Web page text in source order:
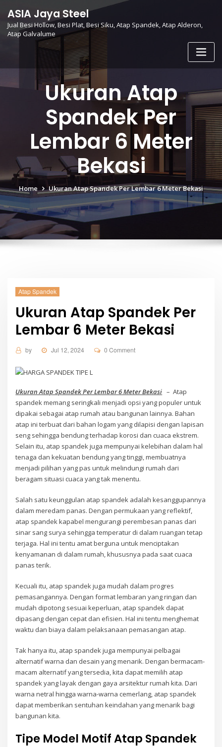
content
ASIA Jaya Steel
Jual Besi Hollow, Besi Plat, Besi Siku, Atap Spandek, Atap Alderon,
Atap Galvalume
Ukuran Atap
Spandek Per
Lembar 6 Meter
Bekasi
Home Ukuran Atap Spandek Per Lembar 6 Meter Bekasi
Atap Spandek
Ukuran Atap Spandek Per
Lembar 6 Meter Bekasi
by Jul 12, 2024 0 Comment
Ukuran Atap Spandek Per Lembar 6 Meter Bekasi – Atap
spandek memang seringkali menjadi opsi yang populer untuk
dipakai sebagai atap rumah atau bangunan lainnya. Bahan
atap ini terbuat dari bahan logam yang dilapisi dengan lapisan
seng sehingga bendung terhadap korosi dan cuaca ekstrem.
Selain itu, atap spandek juga mempunyai kelebihan dalam hal
tenaga dan kekuatan bendung yang tinggi, membuatnya
menjadi pilihan yang pas untuk melindungi rumah dari
beragam situasi cuaca yang tak menentu.
Salah satu keunggulan atap spandek adalah kesanggupannya
dalam meredam panas. Dengan permukaan yang reflektif,
atap spandek kapabel mengurangi perembesan panas dari
sinar sang surya sehingga temperatur di dalam ruangan tetap
terjaga. Hal ini tentu amat berguna untuk menciptakan
kenyamanan di dalam rumah, khususnya pada saat cuaca
panas terik.
Kecuali itu, atap spandek juga mudah dalam progres
pemasangannya. Dengan format lembaran yang ringan dan
mudah dipotong sesuai keperluan, atap spandek dapat
dipasang dengan cepat dan efisien. Hal ini tentu menghemat
waktu dan biaya dalam pelaksanaan pemasangan atap.
Tak hanya itu, atap spandek juga mempunyai pelbagai
alternatif warna dan desain yang menarik. Dengan bermacam-
macam alternatif yang tersedia, kita dapat memilih atap
spandek yang layak dengan gaya arsitektur rumah kita. Dari
warna netral hingga warna-warna cemerlang, atap spandek
dapat memberikan sentuhan keindahan yang menarik bagi
bangunan kita.
Tipe Model Motif Atap Spandek